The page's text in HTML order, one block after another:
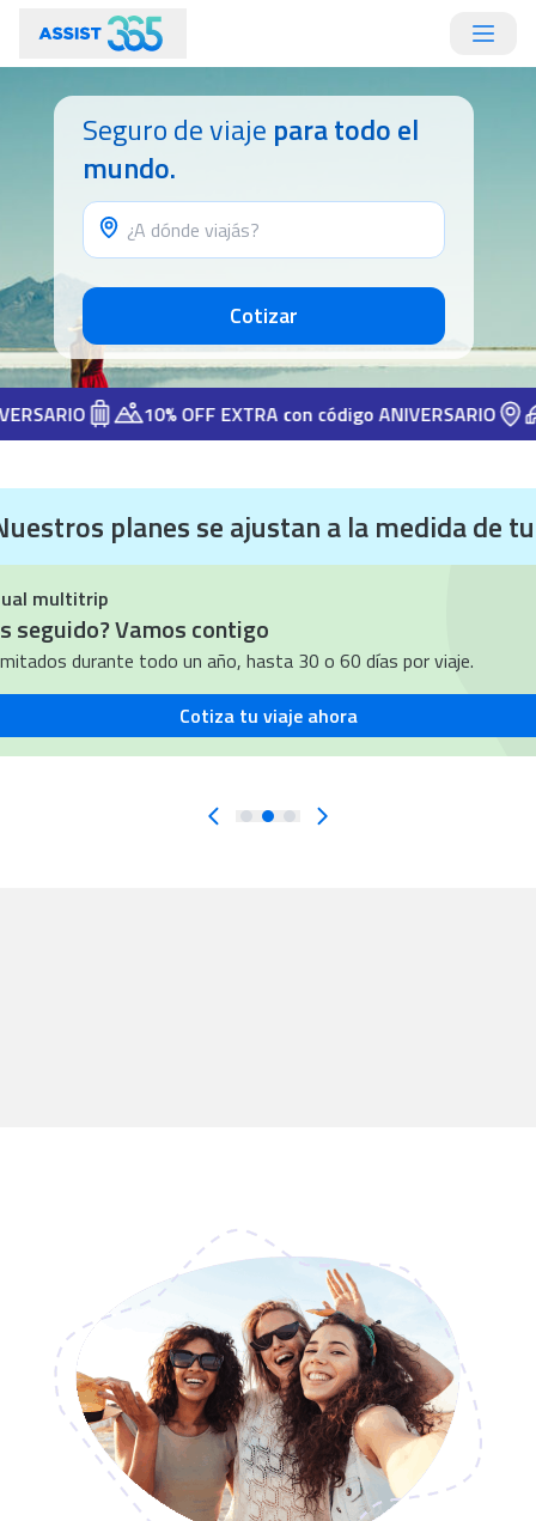
Seguro de viaje para todo el
mundo.
Cotizar
10% OFF EXTRA con código ANIVERSARIO
ANIVERSARIO
planes se ajustan a la medida de
multitrip
seguido? Vamos contigo
durante todo un año, hasta 30 o 60 días por viaje.
Cotiza tu viaje ahora